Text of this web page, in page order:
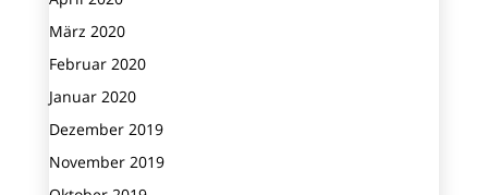
März 2020
Februar 2020
Januar 2020
Dezember 2019
November 2019